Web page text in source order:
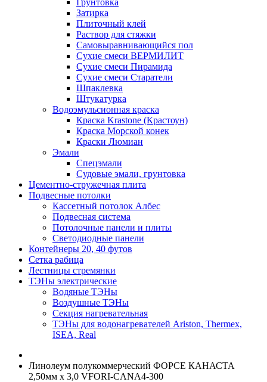
Грунтовка
Затирка
Плиточный клей
Раствор для стяжки
Самовыравнивающийся пол
Сухие смеси ВЕРМИЛИТ
Сухие смеси Пирамида
Сухие смеси Старатели
Шпаклевка
Штукатурка
Водоэмульсионная краска
Краска Krastone (Крастоун)
Краска Морской конек
Краски Люмиан
Эмали
Спецэмали
Судовые эмали, грунтовка
Цементно-стружечная плита
Подвесные потолки
Кассетный потолок Албес
Подвесная система
Потолочные панели и плиты
Светодиодные панели
Контейнеры 20, 40 футов
Сетка рабица
Лестницы стремянки
ТЭНы электрические
Водяные ТЭНы
Воздушные ТЭНы
Секция нагревательная
ТЭНы для водонагревателей Ariston, Thermex,
ISEA, Real
Линолеум полукоммерческий ФОРСЕ КАНАСТА
2,50мм x 3,0 VFORI-CANA4-300